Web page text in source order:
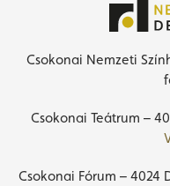
Csokonai Nemzeti
Csokonai Teátrum –
Csokonai Fórum – 4024